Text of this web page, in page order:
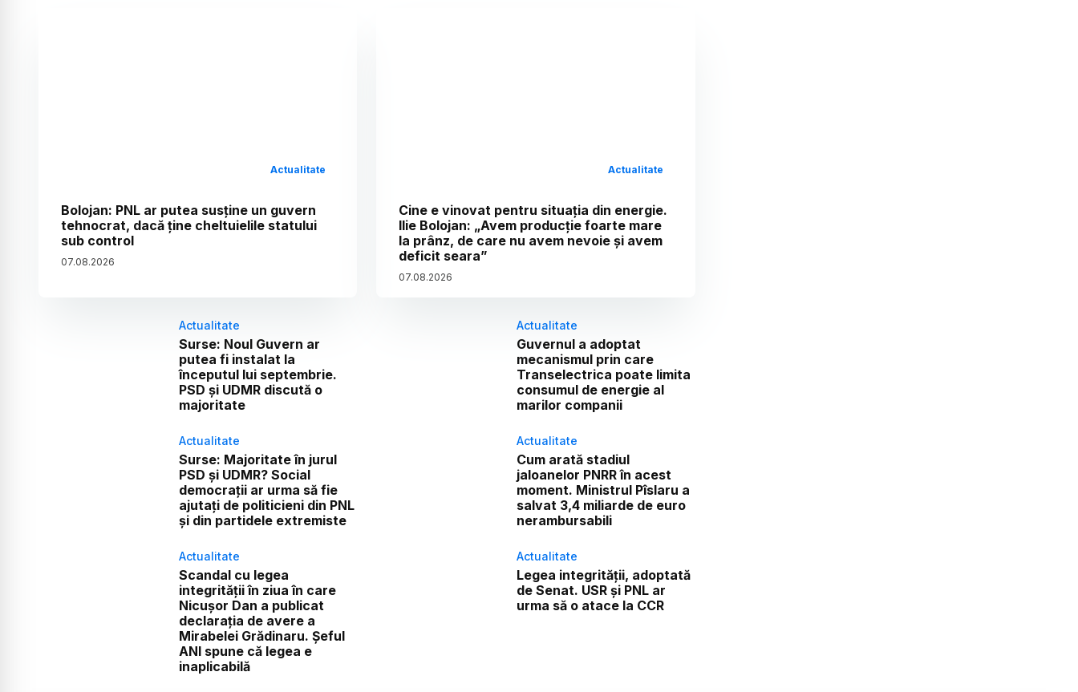
Actualitate
Bolojan: PNL ar putea susține un guvern
tehnocrat, dacă ține cheltuielile statului
sub control
07.08.2026
Actualitate
Cine e vinovat pentru situația din energie.
Ilie Bolojan: „Avem producție foarte mare
la prânz, de care nu avem nevoie și avem
deficit seara”
07.08.2026
Actualitate
Surse: Noul Guvern ar
putea fi instalat la
începutul lui septembrie.
PSD și UDMR discută o
majoritate
Actualitate
Guvernul a adoptat
mecanismul prin care
Transelectrica poate limita
consumul de energie al
marilor companii
Actualitate
Surse: Majoritate în jurul
PSD și UDMR? Social
democrații ar urma să fie
ajutați de politicieni din PNL
și din partidele extremiste
Actualitate
Cum arată stadiul
jaloanelor PNRR în acest
moment. Ministrul Pîslaru a
salvat 3,4 miliarde de euro
nerambursabili
Actualitate
Scandal cu legea
integrității în ziua în care
Nicușor Dan a publicat
declarația de avere a
Mirabelei Grădinaru. Șeful
ANI spune că legea e
inaplicabilă
Actualitate
Legea integrității, adoptată
de Senat. USR și PNL ar
urma să o atace la CCR